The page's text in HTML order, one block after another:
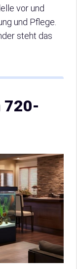
vor und
und Pflege.
steht das
720-